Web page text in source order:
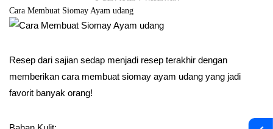
Cara Membuat Siomay Ayam udang
Resep dari sajian sedap menjadi resep terakhir dengan
memberikan cara membuat siomay ayam udang yang jadi
favorit banyak orang!